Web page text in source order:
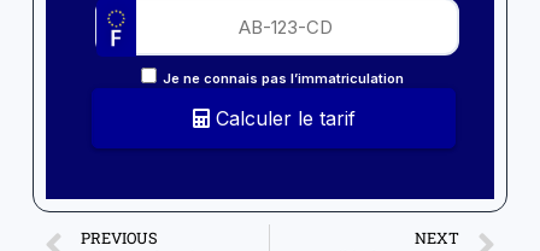
Je ne connais pas l’immatriculation
Calculer le tarif
PREVIOUS NEXT